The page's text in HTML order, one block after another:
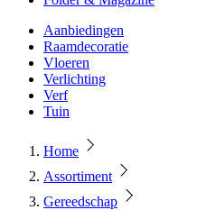
Aanbiedingen
Raamdecoratie
Vloeren
Verlichting
Verf
Tuin
Home
Assortiment
Gereedschap